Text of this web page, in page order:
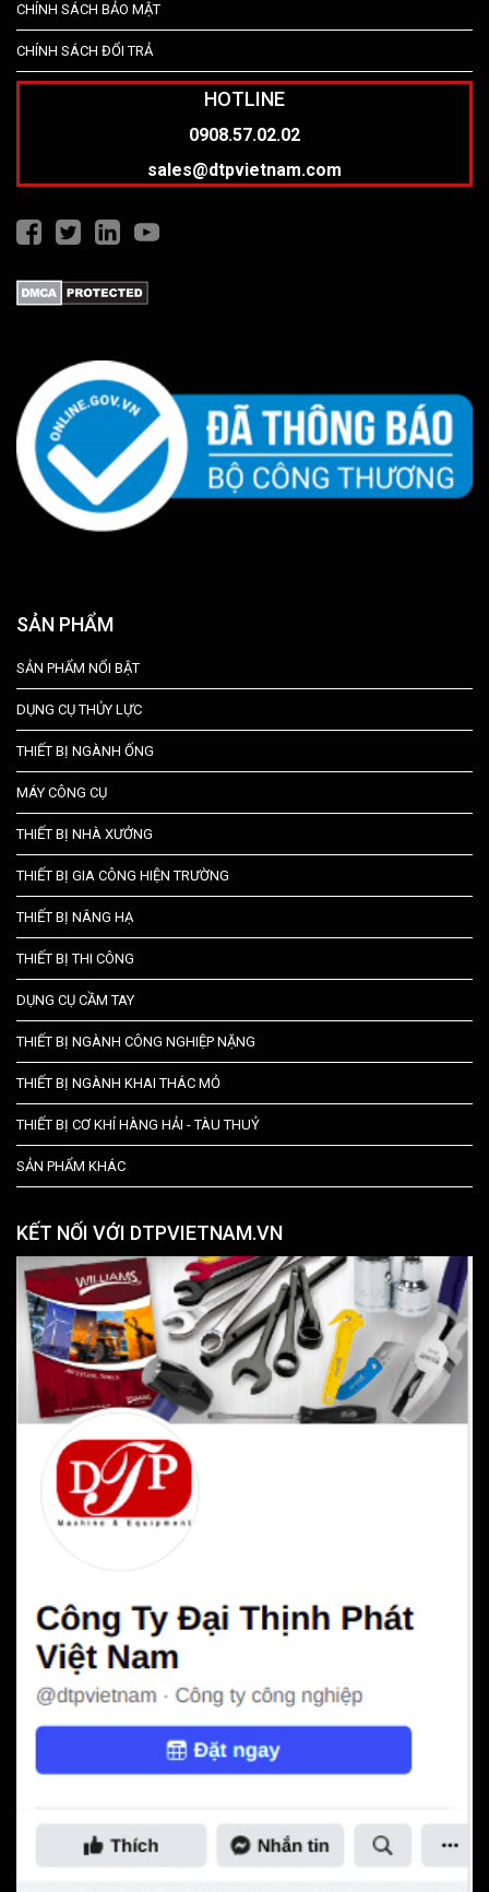
CHÍNH SÁCH BẢO MẬT
CHÍNH SÁCH ĐỔI TRẢ
HOTLINE
0908.57.02.02
sales@dtpvietnam.com
SẢN PHẨM
SẢN PHẨM NỔI BẬT
DỤNG CỤ THỦY LỰC
THIẾT BỊ NGÀNH ỐNG
MÁY CÔNG CỤ
THIẾT BỊ NHÀ XƯỞNG
THIẾT BỊ GIA CÔNG HIỆN TRƯỜNG
THIẾT BỊ NÂNG HẠ
THIẾT BỊ THI CÔNG
DỤNG CỤ CẦM TAY
THIẾT BỊ NGÀNH CÔNG NGHIỆP NẶNG
THIẾT BỊ NGÀNH KHAI THÁC MỎ
THIẾT BỊ CƠ KHÍ HÀNG HẢI - TÀU THUỶ
SẢN PHẨM KHÁC
KẾT NỐI VỚI DTPVIETNAM.VN